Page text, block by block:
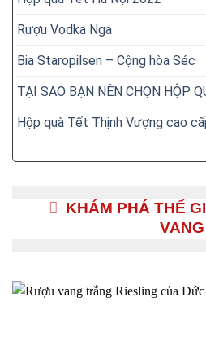
Rượu Vodka Nga
Bia Staropilsen – Cộng hòa Séc
TẠI SAO BẠN NÊN CHỌN HỘP
Hộp quà Tết Thịnh Vượng cao
KHÁM PHÁ THẾ
VANG